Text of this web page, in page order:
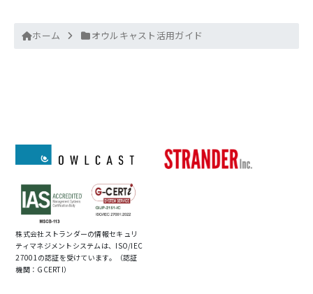
ホーム オウルキャスト活用ガイド
株式会社ストランダーの情報セキュリ
ティマネジメントシステムは、ISO/IEC
27001の認証を受けています。（認証
機関：GCERTI）